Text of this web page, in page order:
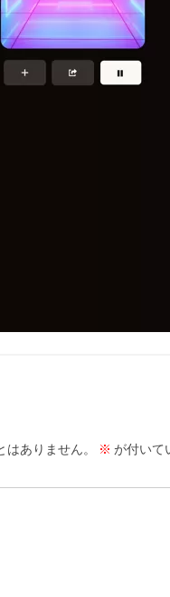
ありません。 ※ が付いて